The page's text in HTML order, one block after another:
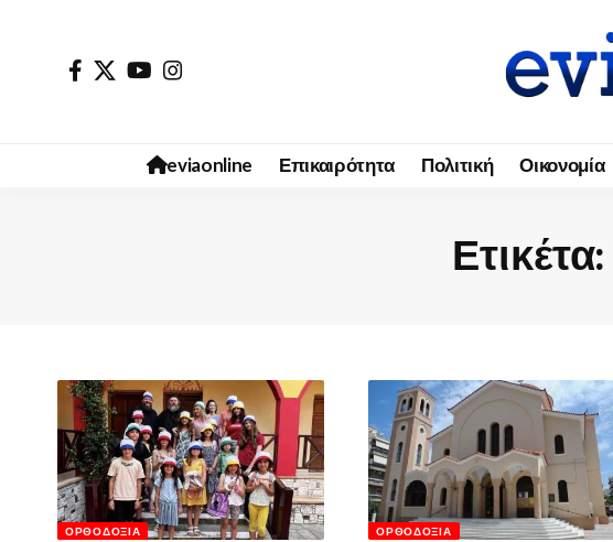
eviaonline Επικαιρότητα Πολιτική Οικονομία
Ετικέτα:
ΟΡΘΟΔΟΞΊΑ ΟΡΘΟΔΟΞΊΑ